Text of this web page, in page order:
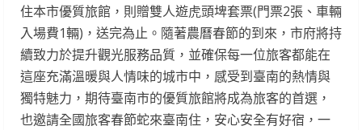
住本市優質旅館，則贈雙人遊虎頭埤套票(門票2張、車輛
入場費1輛)，送完為止。隨著農曆春節的到來，市府將持
續致力於提升觀光服務品質，並確保每一位旅客都能在
這座充滿溫暖與人情味的城市中，感受到臺南的熱情與
獨特魅力，期待臺南市的優質旅館將成為旅客的首選，
也邀請全國旅客春節蛇來臺南住，安心安全有好宿，一